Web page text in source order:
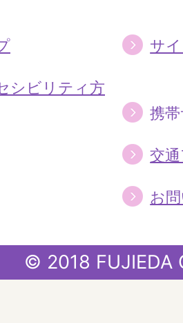
サ
シビリティ方
携
交
お
© 2018 FUJIEDA